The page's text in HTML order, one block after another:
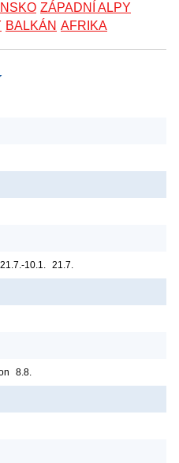
ZÁPADNÍ ALPY
BALKÁN AFRIKA
21.7.-10.1. 21.7.
8.8.